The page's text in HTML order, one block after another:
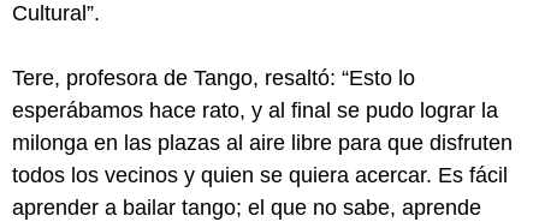
Cultural”.
Tere, profesora de Tango, resaltó: “Esto lo
esperábamos hace rato, y al final se pudo lograr la
milonga en las plazas al aire libre para que disfruten
todos los vecinos y quien se quiera acercar. Es fácil
aprender a bailar tango; el que no sabe, aprende